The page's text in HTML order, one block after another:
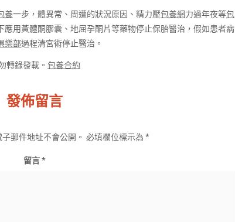
養一步，體異常、周遭的狀況原因、精力壓包養網力過年夜等包
用黃體酮膠囊、地屈孕酮片等藥物停止保胎醫治，假如患者病
樂部過程清宮術停止醫治。
轉錄發載。 包養合約
發佈留言
郵件地址不會公開。 必填欄位標示為 *
留言*